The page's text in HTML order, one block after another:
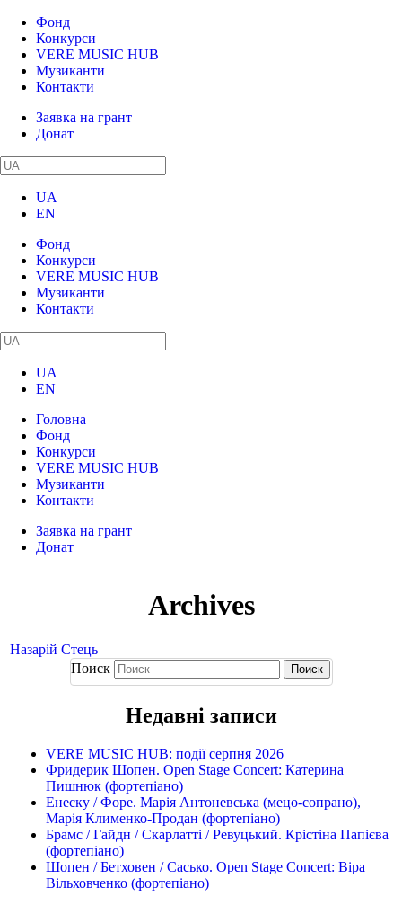
Фонд
Конкурси
VERE MUSIC HUB
Музиканти
Контакти
Заявка на грант
Донат
UA
EN
Фонд
Конкурси
VERE MUSIC HUB
Музиканти
Контакти
UA
EN
Головна
Фонд
Конкурси
VERE MUSIC HUB
Музиканти
Контакти
Заявка на грант
Донат
Archives
Назарій Стець
Поиск
Недавні записи
VERE MUSIC HUB: події серпня 2026
Фридерик Шопен. Open Stage Concert: Катерина
Пишнюк (фортепіано)
Енеску / Форе. Марія Антоневська (мецо-сопрано),
Марія Клименко-Продан (фортепіано)
Брамс / Гайдн / Скарлатті / Ревуцький. Крістіна Папієва
(фортепіано)
Шопен / Бетховен / Сасько. Open Stage Concert: Віра
Вільховченко (фортепіано)